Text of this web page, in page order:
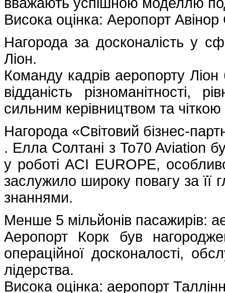
Висока оцінка: Аеропорт Авінор
Нагорода за досконалість у
Ліон.
Команду кадрів аеропорту Ліон
відданість різноманітності,
сильним керівництвом та
Нагорода «Світовий бізнес-
. Елла Солтані з To70 Aviation
у роботі ACI EUROPE,
заслужило широку повагу за її
знаннями.
Менше 5 мільйонів пасажирів:
Аеропорт Корк був
операційної досконалості,
лідерства.
Висока оцінка: аеропорт